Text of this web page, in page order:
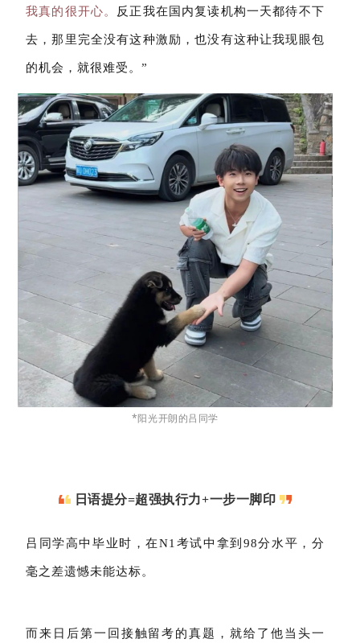
我真的很开心。 反正我在国内复读机构一天都待不下
去，那里完全没有这种激励，也没有这种让我现眼包
的机会，就很难受。”
*阳光开朗的吕同学
日语提分=超强执行力+一步一脚印
吕同学高中毕业时，在N1考试中拿到98分水平，分
毫之差遗憾未能达标。
而来日后第一回接触留考的真题，就给了他当头一